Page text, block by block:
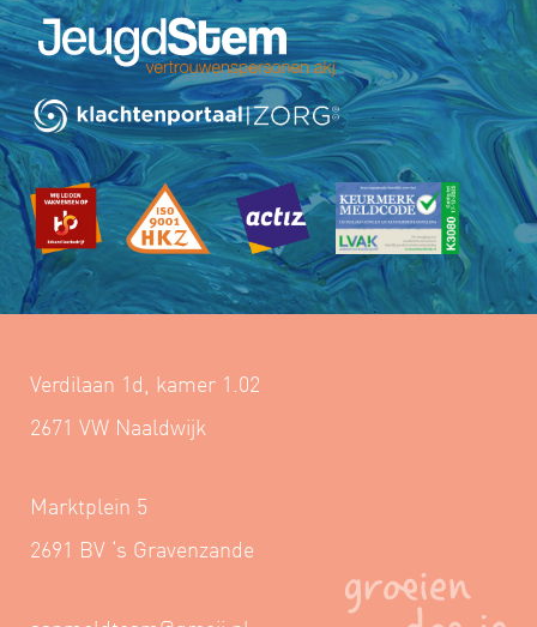
Verdilaan 1d, kamer 1.02
2671 VW Naaldwijk
Marktplein 5
2691 BV ‘s Gravenzande